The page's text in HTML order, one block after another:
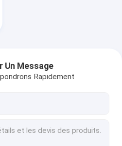
Un Message
Rapidement